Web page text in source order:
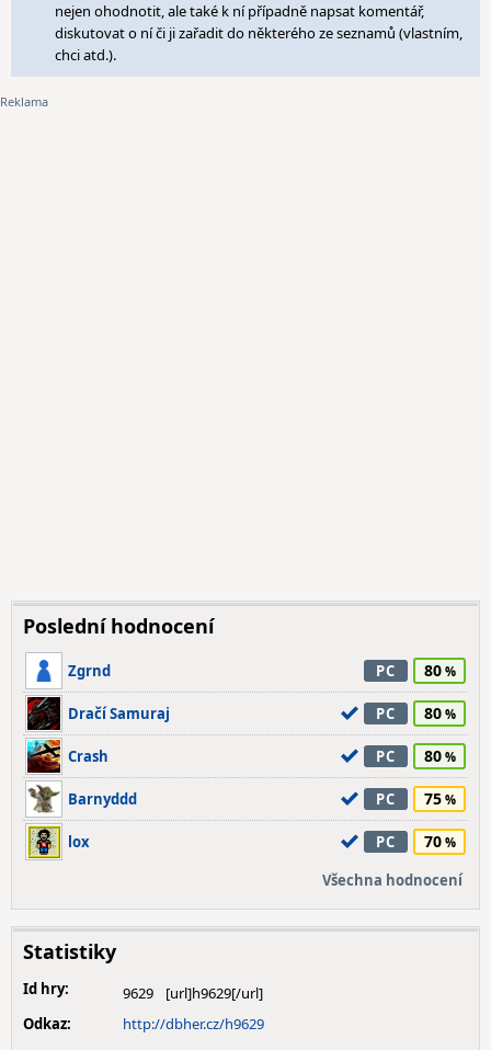
nejen ohodnotit, ale také k ní případně napsat komentář,
diskutovat o ní či ji zařadit do některého ze seznamů (vlastním,
chci atd.).
Poslední hodnocení
Zgrnd PC 80
Dračí Samuraj PC 80
Crash PC 80
Barnyddd PC 75
lox PC 70
Všechna hodnocení
Statistiky
Id hry:
9629
Odkaz:
http://dbher.cz/h9629